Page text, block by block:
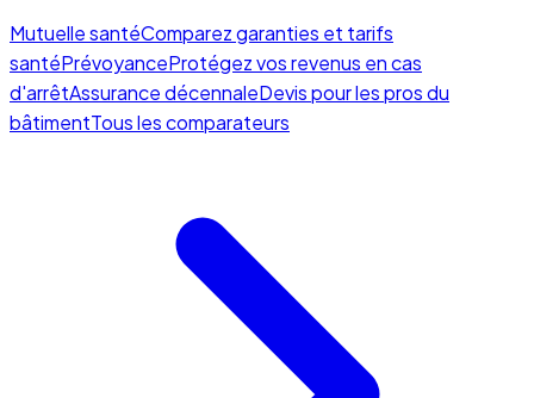
Mutuelle santéComparez garanties et tarifs
santéPrévoyanceProtégez vos revenus en cas
d'arrêtAssurance décennaleDevis pour les pros du
bâtimentTous les comparateurs